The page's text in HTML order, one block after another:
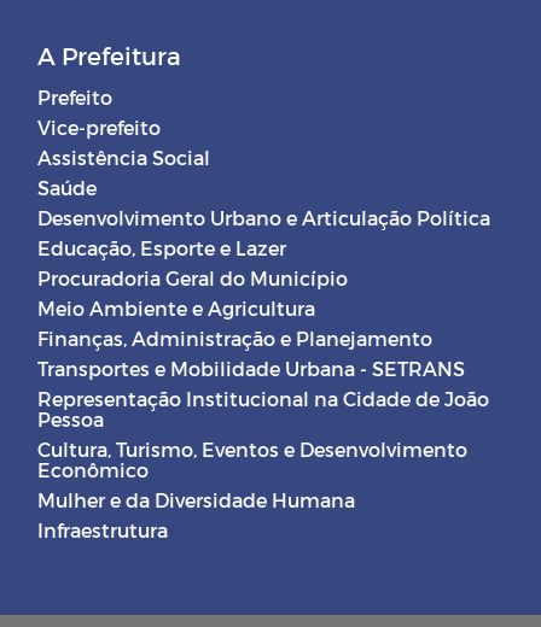
A Prefeitura
Prefeito
Vice-prefeito
Assistência Social
Saúde
Desenvolvimento Urbano e Articulação Política
Educação, Esporte e Lazer
Procuradoria Geral do Município
Meio Ambiente e Agricultura
Finanças, Administração e Planejamento
Transportes e Mobilidade Urbana - SETRANS
Representação Institucional na Cidade de João
Pessoa
Cultura, Turismo, Eventos e Desenvolvimento
Econômico
Mulher e da Diversidade Humana
Infraestrutura